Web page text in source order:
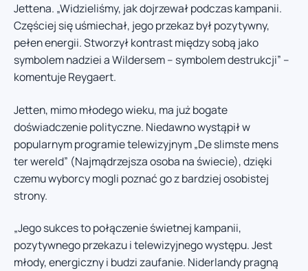
Jettena. „Widzieliśmy, jak dojrzewał podczas kampanii.
Częściej się uśmiechał, jego przekaz był pozytywny,
pełen energii. Stworzył kontrast między sobą jako
symbolem nadziei a Wildersem – symbolem destrukcji” –
komentuje Reygaert.
Jetten, mimo młodego wieku, ma już bogate
doświadczenie polityczne. Niedawno wystąpił w
popularnym programie telewizyjnym „De slimste mens
ter wereld” (Najmądrzejsza osoba na świecie), dzięki
czemu wyborcy mogli poznać go z bardziej osobistej
strony.
„Jego sukces to połączenie świetnej kampanii,
pozytywnego przekazu i telewizyjnego występu. Jest
młody, energiczny i budzi zaufanie. Niderlandy pragną